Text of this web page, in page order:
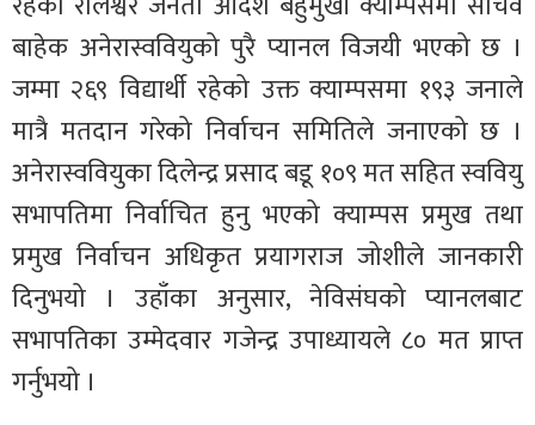
बाहेक अनेरास्ववियुको पुरै प्यानल विजयी भएको छ ।
जम्मा २६९ विद्यार्थी रहेको उक्त क्याम्पसमा १९३ जनाले
मात्रै मतदान गरेको निर्वाचन समितिले जनाएको छ ।
अनेरास्ववियुका दिलेन्द्र प्रसाद बडू ‍१०९ मत सहित स्ववियु
सभापतिमा निर्वाचित हुनु भएको क्याम्पस प्रमुख तथा
प्रमुख निर्वाचन अधिकृत प्रयागराज जोशीले जानकारी
दिनुभयो । उहाँका अनुसार, नेविसंघको प्यानलबाट
सभापतिका उम्मेदवार गजेन्द्र उपाध्यायले ८० मत प्राप्त
गर्नुभयो ।